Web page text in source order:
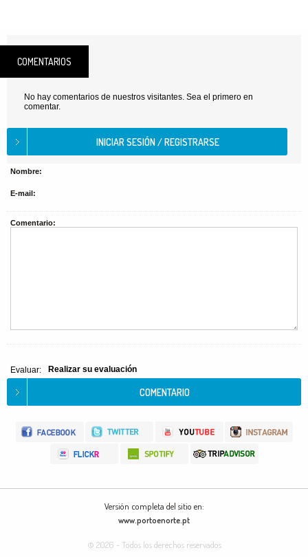
COMENTARIOS
No hay comentarios de nuestros visitantes. Sea el primero en
comentar.
Nombre:
E-mail:
Comentario:
Evaluar: Realizar su evaluación
Versión completa del sitio en:
www.portoenorte.pt
© 2026 - Todos los derechos reservados